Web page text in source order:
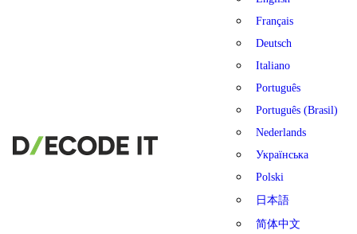
Français
Deutsch
Italiano
Português
Português (Brasil)
Nederlands
Українська
Polski
日本語
简体中文